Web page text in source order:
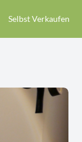
Selbst Verkaufen